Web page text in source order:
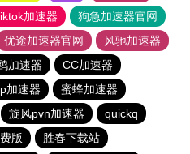
加速器
狗急加速器官网
优途加速器官网
风驰加速器
加速器
CC加速器
加速器
蜜蜂加速器
旋风pvn加速器
quickq
版 胜春下载站